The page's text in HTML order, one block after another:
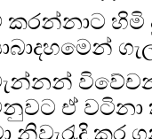
කරන්නාට හිමි
ඒ වටිනා
නිවැරැදි